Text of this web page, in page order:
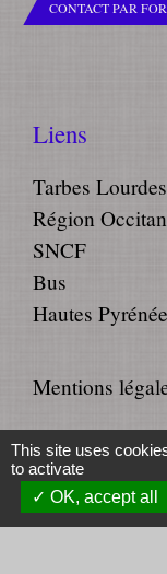
CONTACT PAR
Liens
Tarbes
Région
SNCF
Bus
Hautes
Mentions
Accessibilité -
Gestion des
This site uses
to activate
OK, accept all